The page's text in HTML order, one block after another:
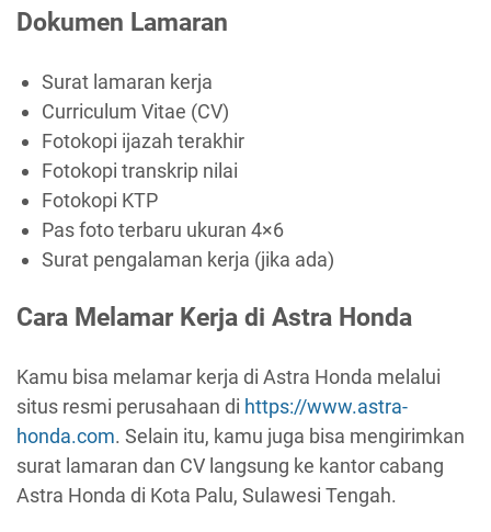
Dokumen Lamaran
Surat lamaran kerja
Curriculum Vitae (CV)
Fotokopi ijazah terakhir
Fotokopi transkrip nilai
Fotokopi KTP
Pas foto terbaru ukuran 4×6
Surat pengalaman kerja (jika ada)
Cara Melamar Kerja di Astra Honda
Kamu bisa melamar kerja di Astra Honda melalui
situs resmi perusahaan di https://www.astra-
honda.com. Selain itu, kamu juga bisa mengirimkan
surat lamaran dan CV langsung ke kantor cabang
Astra Honda di Kota Palu, Sulawesi Tengah.